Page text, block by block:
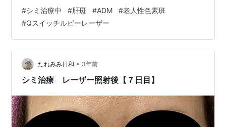
さんとモフモフな日々 シミ治療 レーザー照射後【４日
目】 - うさぎさんとモフモフな日々 シミ治療 レーザー照
射後【５日目】 - うさぎさんとモフモフな日々 シミ治療
レーザー照射後【６日目】 - うさぎさんとモフモフな
日々 シミ治療 レーザー照射後【７日目】 …
#シミ治療中 #肝斑 #ADM #老人性色素班
#Qスイッチルビーレーザー
たれみみ日和 • 3年前
シミ治療 レーザー照射後【７日目】